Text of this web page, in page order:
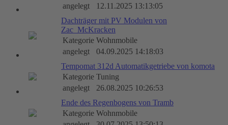
angelegt
12.11.2025 13:13:05
Dachträger mit PV Modulen von
Zac_McKracken
Kategorie Wohnmobile
angelegt
04.09.2025 14:18:03
Tempomat 312d Automatikgetriebe von komota
Kategorie Tuning
angelegt
26.08.2025 10:26:53
Ende des Regenbogens von Tramb
Kategorie Wohnmobile